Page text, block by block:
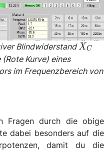
Blindwiderstand X_C
X C
(Rote Kurve) eines
im Frequenzbereich von
Fragen durch die obige
dabei besonders auf die
damit du die